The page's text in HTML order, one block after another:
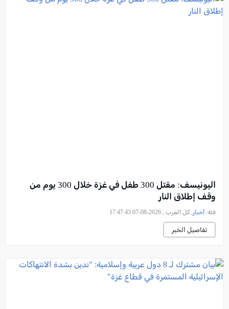
اليونيسف: مقتل 300 طفل في غزة خلال 300 يوم من
وقف إطلاق النار
فئة: أخبار , كل العرب , 2026-08-07 17:47:43
تفاصيل الخبر